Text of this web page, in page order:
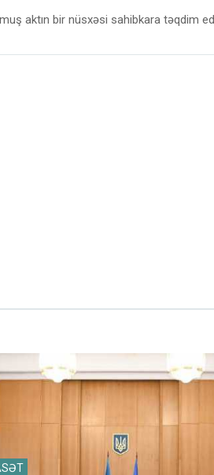
aktın bir nüsxəsi sahibkara təqdim